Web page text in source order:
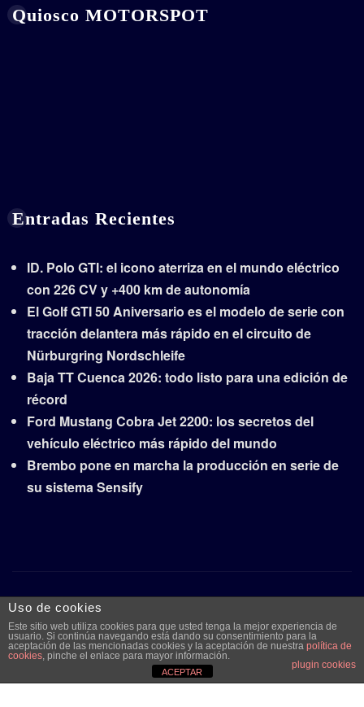
Quiosco MOTORSPOT
Entradas Recientes
ID. Polo GTI: el icono aterriza en el mundo eléctrico
con 226 CV y +400 km de autonomía
El Golf GTI 50 Aniversario es el modelo de serie con
tracción delantera más rápido en el circuito de
Nürburgring Nordschleife
Baja TT Cuenca 2026: todo listo para una edición de
récord
Ford Mustang Cobra Jet 2200: los secretos del
vehículo eléctrico más rápido del mundo
Brembo pone en marcha la producción en serie de
su sistema Sensify
Copyright © 2026 | Funciona conWordPress|Frankfurt
Newspor ThemeArile
Aviso legal y
Publicidad Contacto
Uso de cookies
Este sitio web utiliza cookies para que usted tenga la mejor experiencia de
usuario. Si continúa navegando está dando su consentimiento para la
aceptación de las mencionadas cookies y la aceptación de nuestra política de
cookies, pinche el enlace para mayor información.
plugin cookies
ACEPTAR